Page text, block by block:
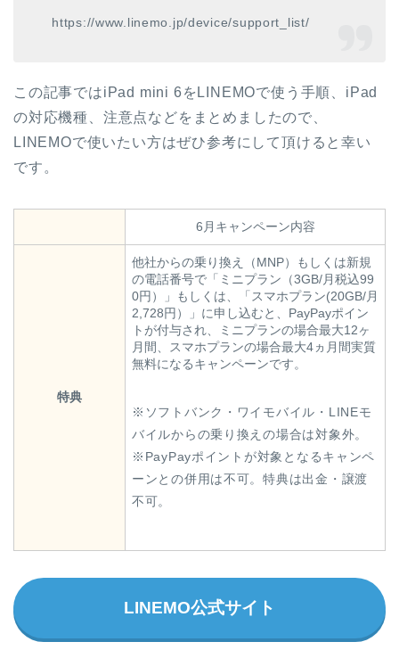
https://www.linemo.jp/device/support_list/
この記事ではiPad mini 6をLINEMOで使う手順、iPad
の対応機種、注意点などをまとめましたので、
LINEMOで使いたい方はぜひ参考にして頂けると幸い
です。
6月キャンペーン内容
特典
他社からの乗り換え（MNP）もしくは新規
の電話番号で「ミニプラン（3GB/月税込99
0円）」もしくは、「スマホプラン(20GB/月
2,728円）」に申し込むと、PayPayポイン
トが付与され、ミニプランの場合最大12ヶ
月間、スマホプランの場合最大4ヵ月間実質
無料になるキャンペーンです。
※ソフトバンク・ワイモバイル・LINEモ
バイルからの乗り換えの場合は対象外。
※PayPayポイントが対象となるキャンペ
ーンとの併用は不可。特典は出金・譲渡
不可。
LINEMO公式サイト